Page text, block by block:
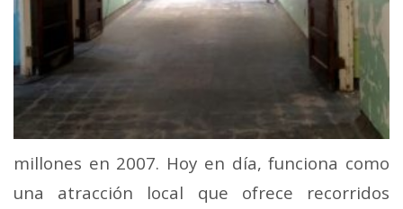
millones en 2007. Hoy en día, funciona como
una atracción local que ofrece recorridos